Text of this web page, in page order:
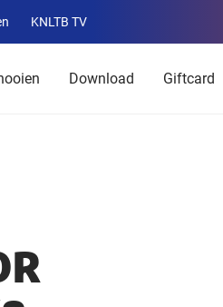
KNLTB TV
Service
menu
Download Giftcard